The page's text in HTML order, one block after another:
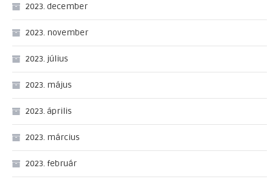
2023. december
2023. november
2023. július
2023. május
2023. április
2023. március
2023. február